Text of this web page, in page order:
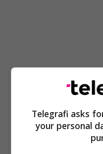
Telegrafi asks
your personal